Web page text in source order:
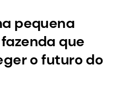
às rotinas
Ele é adicionado como
mineral padrão, tornando-
sem riscos e sem